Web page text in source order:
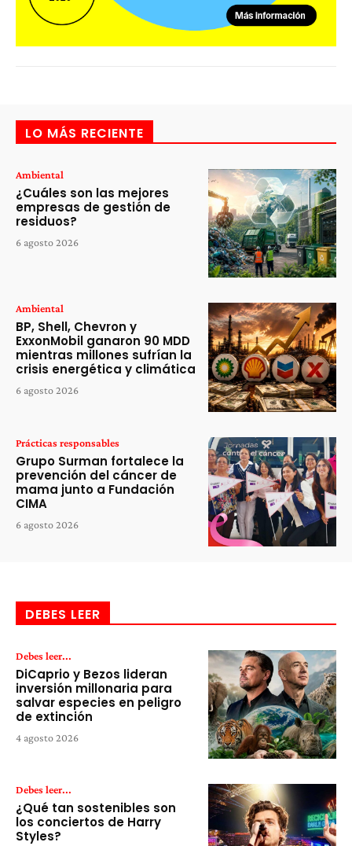
LO MÁS RECIENTE
Ambiental
¿Cuáles son las mejores
empresas de gestión de
residuos?
6 agosto 2026
Ambiental
BP, Shell, Chevron y
ExxonMobil ganaron 90 MDD
mientras millones sufrían la
crisis energética y climática
6 agosto 2026
Prácticas responsables
Grupo Surman fortalece la
prevención del cáncer de
mama junto a Fundación
CIMA
6 agosto 2026
DEBES LEER
Debes leer...
DiCaprio y Bezos lideran
inversión millonaria para
salvar especies en peligro
de extinción
4 agosto 2026
Debes leer...
¿Qué tan sostenibles son
los conciertos de Harry
Styles?